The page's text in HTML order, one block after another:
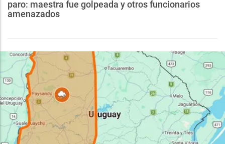
paro: maestra fue golpeada y otros funcionarios
amenazados